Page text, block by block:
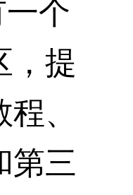
个
，提
、
第三